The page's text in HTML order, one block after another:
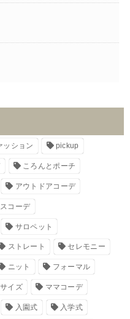
ッション pickup
ころんとポーチ
アウトドアコーデ
コーデ
サロペット
ストレート セレモニー
ニット フォーマル
イズ ママコーデ
入園式 入学式